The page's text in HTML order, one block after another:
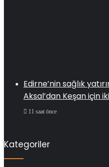
Edirne’nin sağlık
Aksal’dan Keşan için
11 saat önce
Kategoriler